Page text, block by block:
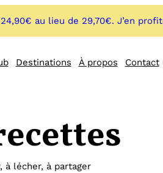
au lieu de 29,70€. J’en
Destinations À propos Contact
à lécher, à partager